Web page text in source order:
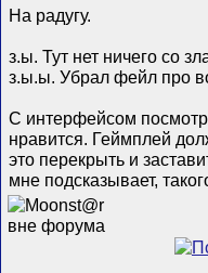
На радугу.
з.ы. Тут нет ничего со
з.ы.ы. Убрал фейл про
С интерфейсом
нравится. Геймплей
это перекрыть и
мне подсказывает,